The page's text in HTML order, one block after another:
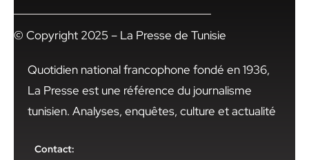
© Copyright 2025 – La Presse de Tunisie
Quotidien national francophone fondé en 1936,
La Presse est une référence du journalisme
tunisien. Analyses, enquêtes, culture et actualité
Contact: